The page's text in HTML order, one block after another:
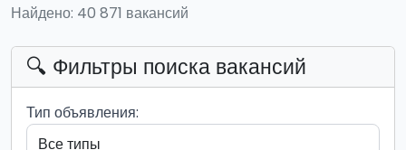
Найдено: 40 871 вакансий
🔍 Фильтры поиска вакансий
Тип объявления: